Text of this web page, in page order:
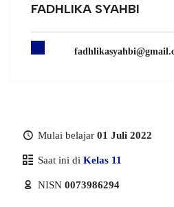
FADHLIKA SYAHBI
Mulai belajar 01 Juli 2022
Saat ini di Kelas 11
NISN 0073986294